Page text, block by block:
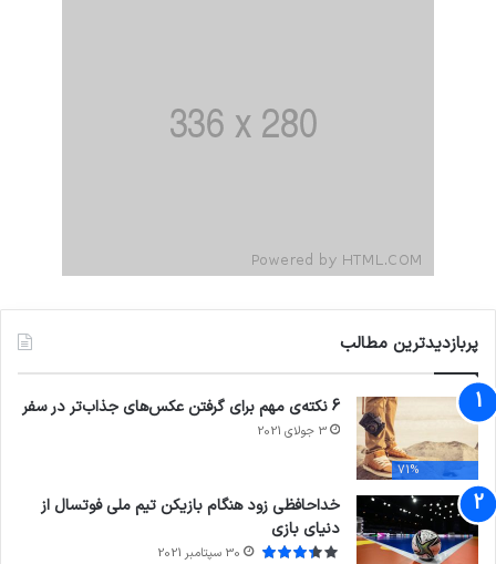
پربازدیدترین مطالب
71%
6 نکته‌ی مهم برای گرفتن عکس‌های جذاب‌تر در سفر
3 جولای 2021
خداحافظی زود هنگام بازیکن تیم ملی فوتسال از
دنیای بازی
30 سپتامبر 2021